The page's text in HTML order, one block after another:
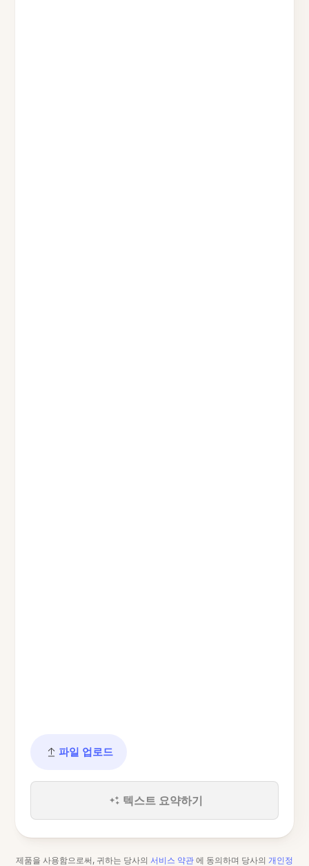
파일 업로드
텍스트 요약하기
제품을 사용함으로써, 귀하는 당사의 서비스 약관 에 동의하며 당사의 개인정